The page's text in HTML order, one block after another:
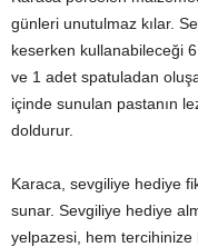
günleri unutulmaz kılar.
keserken kullanabileceği
ve 1 adet spatuladan
içinde sunulan pastanın
doldurur.
Karaca, sevgiliye hediye
sunar. Sevgiliye hediye
yelpazesi, hem